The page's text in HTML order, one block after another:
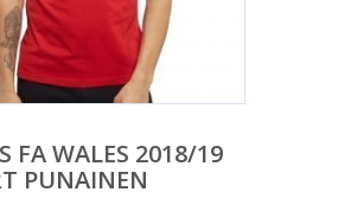
FA WALES 2018/19
PUNAINEN